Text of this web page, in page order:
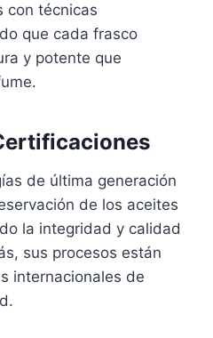
con técnicas
que cada frasco
y potente que
de última generación
de los aceites
la integridad y calidad
sus procesos están
internacionales de